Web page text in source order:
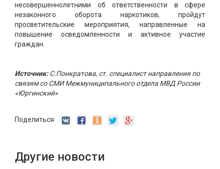
несовершеннолетними об ответственности в сфере
незаконного оборота наркотиков, пройдут
просветительские мероприятия, направленные на
повышение осведомленности и активное участие
граждан.
Источник:С.Понкратова, ст. специалист направления по
связям со СМИ Межмуниципального отдела МВД России
«Юргинский»
Поделиться
Другие новости